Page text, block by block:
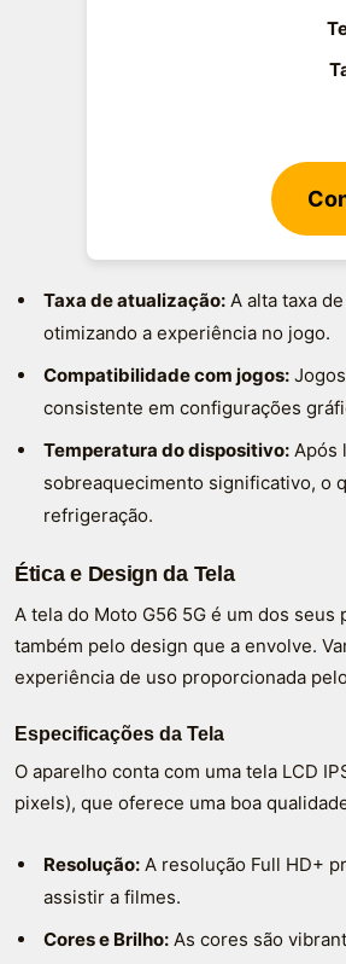
Taxa de atualização: A alta taxa
otimizando a experiência no jogo.
Compatibilidade com jogos:
consistente em configurações
Temperatura do dispositivo: Após
sobreaquecimento significativo, o
refrigeração.
Ética e Design da Tela
A tela do Moto G56 5G é um dos
também pelo design que a envolve.
experiência de uso proporcionada
Especificações da Tela
O aparelho conta com uma tela LCD
pixels), que oferece uma boa
Resolução: A resolução Full HD+
assistir a filmes.
Cores e Brilho: As cores são